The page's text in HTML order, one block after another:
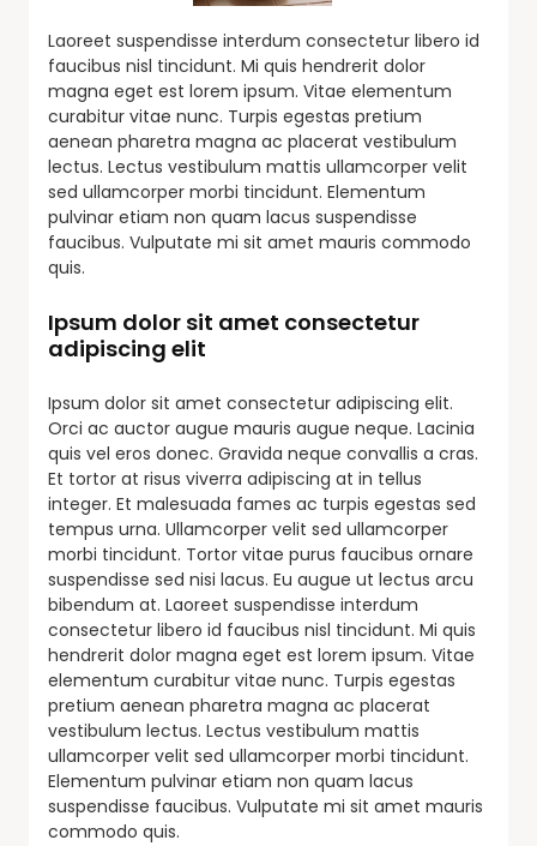
Laoreet suspendisse interdum consectetur libero id
faucibus nisl tincidunt. Mi quis hendrerit dolor
magna eget est lorem ipsum. Vitae elementum
curabitur vitae nunc. Turpis egestas pretium
aenean pharetra magna ac placerat vestibulum
lectus. Lectus vestibulum mattis ullamcorper velit
sed ullamcorper morbi tincidunt. Elementum
pulvinar etiam non quam lacus suspendisse
faucibus. Vulputate mi sit amet mauris commodo
quis.
Ipsum dolor sit amet consectetur
adipiscing elit
Ipsum dolor sit amet consectetur adipiscing elit.
Orci ac auctor augue mauris augue neque. Lacinia
quis vel eros donec. Gravida neque convallis a cras.
Et tortor at risus viverra adipiscing at in tellus
integer. Et malesuada fames ac turpis egestas sed
tempus urna. Ullamcorper velit sed ullamcorper
morbi tincidunt. Tortor vitae purus faucibus ornare
suspendisse sed nisi lacus. Eu augue ut lectus arcu
bibendum at. Laoreet suspendisse interdum
consectetur libero id faucibus nisl tincidunt. Mi quis
hendrerit dolor magna eget est lorem ipsum. Vitae
elementum curabitur vitae nunc. Turpis egestas
pretium aenean pharetra magna ac placerat
vestibulum lectus. Lectus vestibulum mattis
ullamcorper velit sed ullamcorper morbi tincidunt.
Elementum pulvinar etiam non quam lacus
suspendisse faucibus. Vulputate mi sit amet mauris
commodo quis.